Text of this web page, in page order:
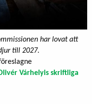
har lovat att
till 2027.
Várhelyis skriftliga